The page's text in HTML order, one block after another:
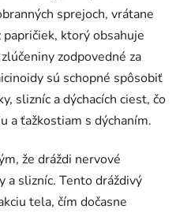
sprejoch, vrátane
ktorý obsahuje
zodpovedné za
sú schopné spôsobiť
slizníc a dýchacích ciest, čo
a ťažkostiam s dýchaním.
že dráždi nervové
a slizníc. Tento dráždivý
tela, čím dočasne